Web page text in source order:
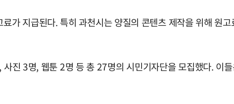
가 지급된다. 특히 과천시는 양질의 콘텐츠 제작을 위해 원
진 3명, 웹툰 2명 등 총 27명의 시민기자단을 모집했다. 이